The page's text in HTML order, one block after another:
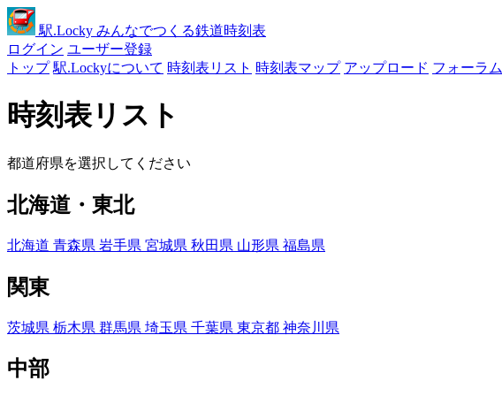
駅.Locky みんなでつくる鉄道時刻表
ログイン ユーザー登録
トップ 駅.Lockyについて 時刻表リスト 時刻表マップ アップロード フォーラム
時刻表リスト
都道府県を選択してください
北海道・東北
北海道 青森県 岩手県 宮城県 秋田県 山形県 福島県
関東
茨城県 栃木県 群馬県 埼玉県 千葉県 東京都 神奈川県
中部